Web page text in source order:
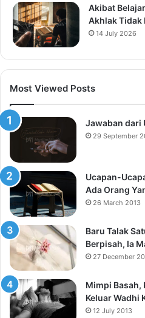
Akibat
Akhlak Tidak
14 July 2026
Most Viewed Posts
Jawaban dari
29 September
Ucapan-
Ada Orang
26 March 2013
Baru Talak
Berpisah, Ia
27 December
Mimpi Basah,
Keluar Wadhi
12 July 2013